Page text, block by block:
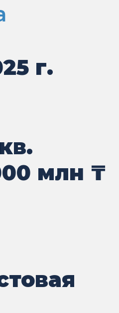
г.
млн ₸